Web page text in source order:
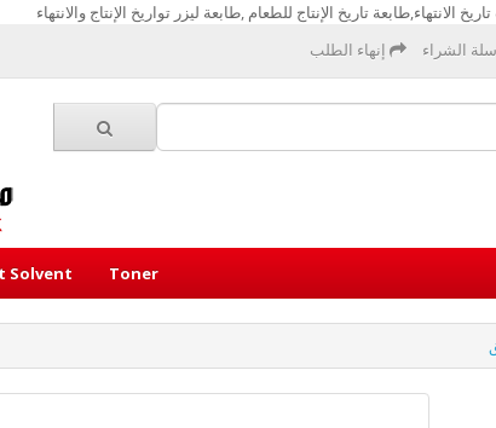
الانتهاء,طابعة تاريخ الإنتاج للطعام ,طابعة ليزر تواريخ الإنتاج والانتهاء
سلة الشراء إنهاء الطلب
Solvent Toner